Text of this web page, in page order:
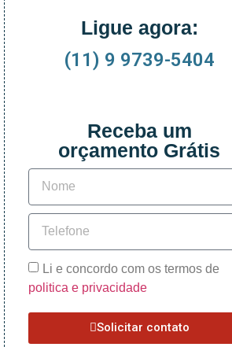
Ligue agora:
(11) 9 9739-5404
Receba um
orçamento Grátis
Li e concordo com os termos de
politica e privacidade
Solicitar contato